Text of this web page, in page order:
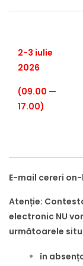
2-3 iulie
2026
(09.00 —
17.00)
E-mail cereri
Atenție:
electronic NU
următoarele
în